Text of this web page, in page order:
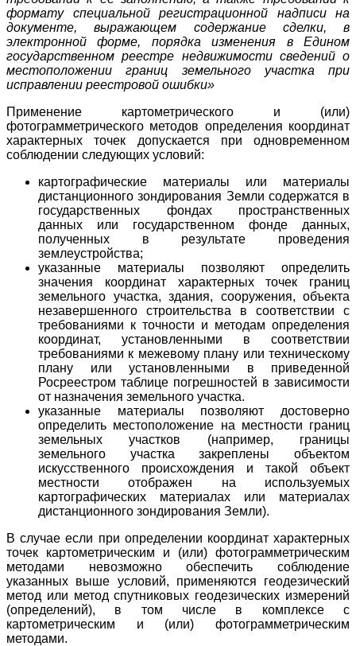
формату специальной регистрационной надписи на
документе, выражающем содержание сделки, в
электронной форме, порядка изменения в Едином
государственном реестре недвижимости сведений о
местоположении границ земельного участка при
исправлении реестровой ошибки»
Применение картометрического и (или)
фотограмметрического методов определения координат
характерных точек допускается при одновременном
соблюдении следующих условий:
картографические материалы или материалы
дистанционного зондирования Земли содержатся в
государственных фондах пространственных
данных или государственном фонде данных,
полученных в результате проведения
землеустройства;
указанные материалы позволяют определить
значения координат характерных точек границ
земельного участка, здания, сооружения, объекта
незавершенного строительства в соответствии с
требованиями к точности и методам определения
координат, установленными в соответствии
требованиями к межевому плану или техническому
плану или установленными в приведенной
Росреестром таблице погрешностей в зависимости
от назначения земельного участка.
указанные материалы позволяют достоверно
определить местоположение на местности границ
земельных участков (например, границы
земельного участка закреплены объектом
искусственного происхождения и такой объект
местности отображен на используемых
картографических материалах или материалах
дистанционного зондирования Земли).
В случае если при определении координат характерных
точек картометрическим и (или) фотограмметрическим
методами невозможно обеспечить соблюдение
указанных выше условий, применяются геодезический
метод или метод спутниковых геодезических измерений
(определений), в том числе в комплексе с
картометрическим и (или) фотограмметрическим
методами.